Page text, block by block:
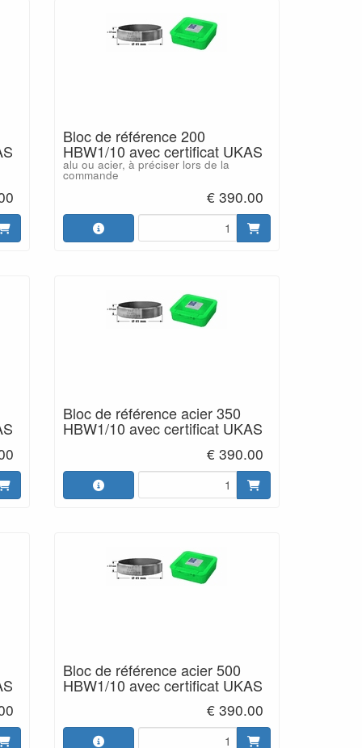
Bloc de référence 200
HBW1/10 avec certificat UKAS
alu ou acier, à préciser lors de la
commande
€ 390.00
Bloc de référence acier 350
HBW1/10 avec certificat UKAS
€ 390.00
Bloc de référence acier 500
HBW1/10 avec certificat UKAS
€ 390.00